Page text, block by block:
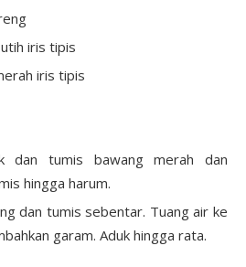
iris tipis
iris tipis
dan tumis bawang merah dan
hingga harum.
dan tumis sebentar. Tuang air ke
garam. Aduk hingga rata.